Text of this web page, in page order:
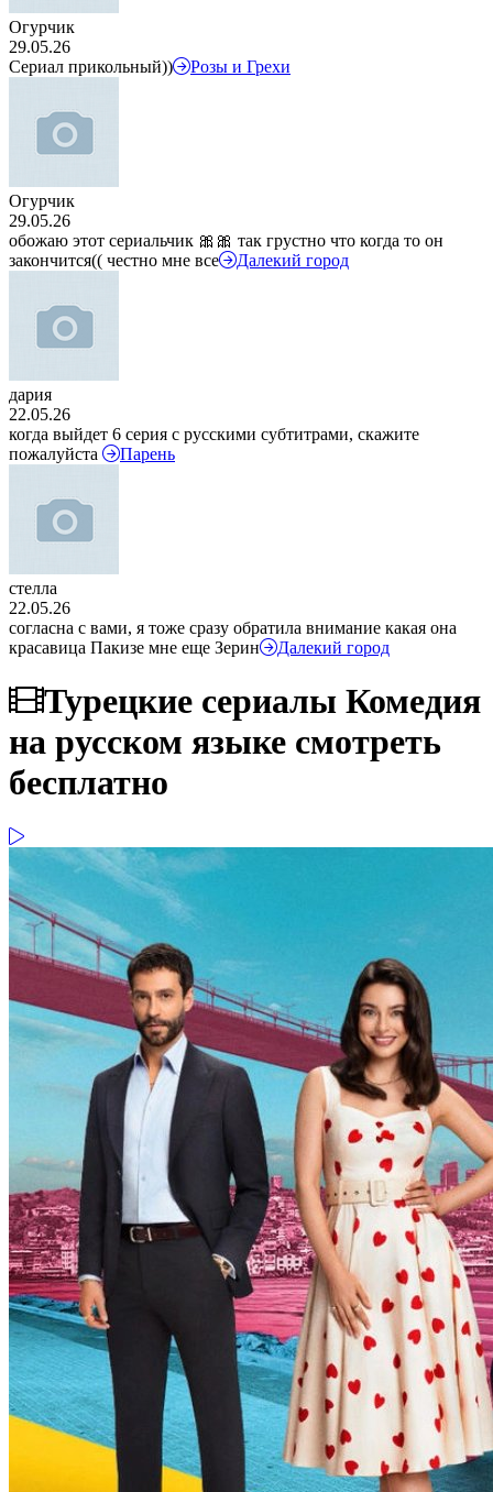
Огурчик
29.05.26
Сериал прикольный))
Розы и Грехи
Огурчик
29.05.26
обожаю этот сериальчик 🎀🎀 так грустно что когда то он
закончится(( честно мне все
Далекий город
дария
22.05.26
когда выйдет 6 серия с русскими субтитрами, скажите
пожалуйста
Парень
стелла
22.05.26
согласна с вами, я тоже сразу обратила внимание какая она
красавица Пакизе мне еще Зерин
Далекий город
Турецкие сериалы Комедия
на русском языке смотреть
бесплатно